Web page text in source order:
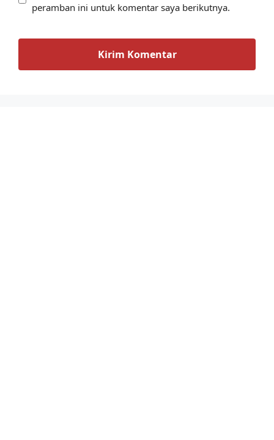
peramban ini untuk komentar saya berikutnya.